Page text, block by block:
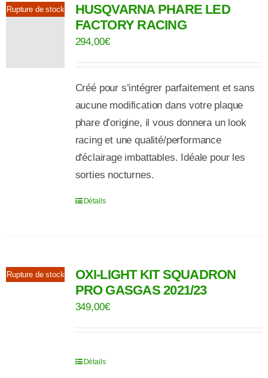
Rupture de stock
HUSQVARNA PHARE LED
FACTORY RACING
294,00€
Créé pour s’intégrer parfaitement et sans
aucune modification dans votre plaque
phare d’origine, il vous donnera un look
racing et une qualité/performance
d'éclairage imbattables. Idéale pour les
sorties nocturnes.
Détails
Rupture de stock
OXI-LIGHT KIT SQUADRON
PRO GASGAS 2021/23
349,00€
Détails